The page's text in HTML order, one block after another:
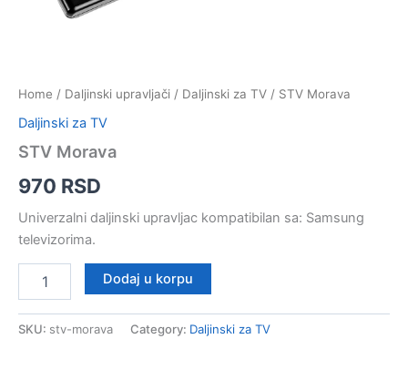
Home / Daljinski upravljači / Daljinski za TV / STV Morava
Daljinski za TV
STV Morava
970 RSD
Univerzalni daljinski upravljac kompatibilan sa: Samsung
televizorima.
Morava
Dodaj u korpu
SKU: stv-morava Category: Daljinski za TV